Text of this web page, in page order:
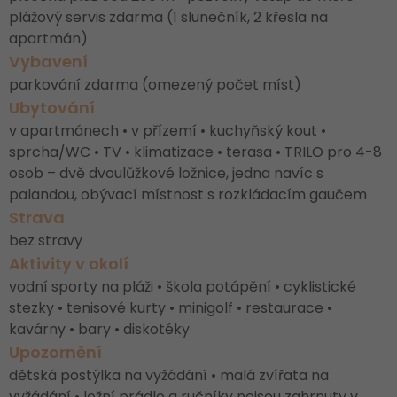
plážový servis zdarma (1 slunečník, 2 křesla na
apartmán)
Vybavení
parkování zdarma (omezený počet míst)
Ubytování
v apartmánech • v přízemí • kuchyňský kout •
sprcha/WC • TV • klimatizace • terasa • TRILO pro 4-8
osob – dvě dvoulůžkové ložnice, jedna navíc s
palandou, obývací místnost s rozkládacím gaučem
Strava
bez stravy
Aktivity v okolí
vodní sporty na pláži • škola potápění • cyklistické
stezky • tenisové kurty • minigolf • restaurace •
kavárny • bary • diskotéky
Upozornění
dětská postýlka na vyžádání • malá zvířata na